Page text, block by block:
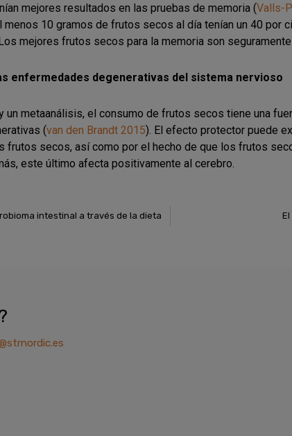
mejores resultados en las pruebas de memoria (Valls-
10 gramos de frutos secos al día tenían un 40 por
mejores frutos secos para la memoria son seguramente
enfermedades degenerativas del sistema nervioso
un metaanálisis, el consumo de frutos secos tiene una
(van den Brandt 2015). El efecto protector puede
frutos secos, así como por el hecho de que los frutos
este último afecta positivamente al cerebro.
intestinal a través de la dieta